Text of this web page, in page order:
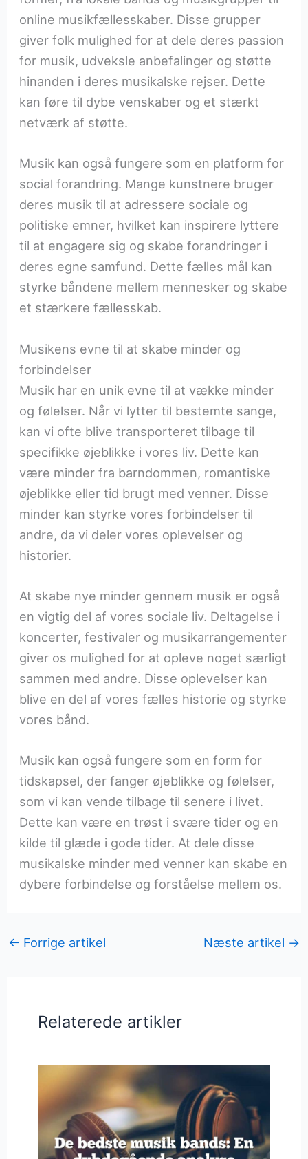
online musikfællesskaber. Disse grupper
giver folk mulighed for at dele deres passion
for musik, udveksle anbefalinger og støtte
hinanden i deres musikalske rejser. Dette
kan føre til dybe venskaber og et stærkt
netværk af støtte.
Musik kan også fungere som en platform for
social forandring. Mange kunstnere bruger
deres musik til at adressere sociale og
politiske emner, hvilket kan inspirere lyttere
til at engagere sig og skabe forandringer i
deres egne samfund. Dette fælles mål kan
styrke båndene mellem mennesker og skabe
et stærkere fællesskab.
Musikens evne til at skabe minder og
forbindelser
Musik har en unik evne til at vække minder
og følelser. Når vi lytter til bestemte sange,
kan vi ofte blive transporteret tilbage til
specifikke øjeblikke i vores liv. Dette kan
være minder fra barndommen, romantiske
øjeblikke eller tid brugt med venner. Disse
minder kan styrke vores forbindelser til
andre, da vi deler vores oplevelser og
historier.
At skabe nye minder gennem musik er også
en vigtig del af vores sociale liv. Deltagelse i
koncerter, festivaler og musikarrangementer
giver os mulighed for at opleve noget særligt
sammen med andre. Disse oplevelser kan
blive en del af vores fælles historie og styrke
vores bånd.
Musik kan også fungere som en form for
tidskapsel, der fanger øjeblikke og følelser,
som vi kan vende tilbage til senere i livet.
Dette kan være en trøst i svære tider og en
kilde til glæde i gode tider. At dele disse
musikalske minder med venner kan skabe en
dybere forbindelse og forståelse mellem os.
← Forrige artikel Næste artikel →
Relaterede artikler